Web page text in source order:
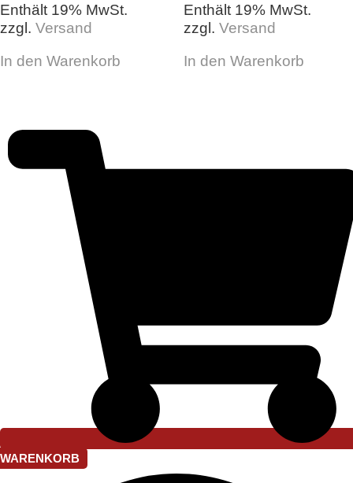
Enthält 19% MwSt.
zzgl. Versand
In den Warenkorb
Enthält 19% MwSt.
zzgl. Versand
In den Warenkorb
WARENKORB